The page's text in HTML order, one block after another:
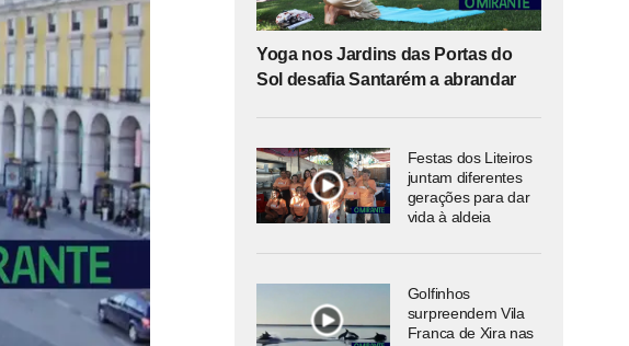
Yoga nos Jardins das Portas do
Sol desafia Santarém a abrandar
Festas dos Liteiros
juntam diferentes
gerações para dar
vida à aldeia
Golfinhos
surpreendem Vila
Franca de Xira nas